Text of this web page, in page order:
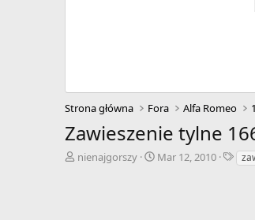
Strona główna Fora Alfa Romeo
Zawieszenie tylne
A
nienajgorszy
D
Mar 12, 2010
T